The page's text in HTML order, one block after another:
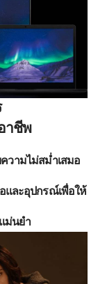
าชีพ
วามไม่สม่ำเสมอ
และอุปกรณ์เพื่อให้
ม่นยำ